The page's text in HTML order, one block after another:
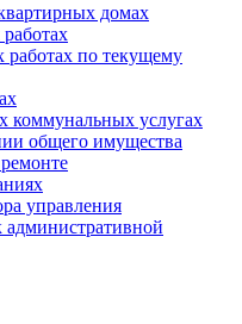
домах
по текущему
коммунальных услугах
общего имущества
управления